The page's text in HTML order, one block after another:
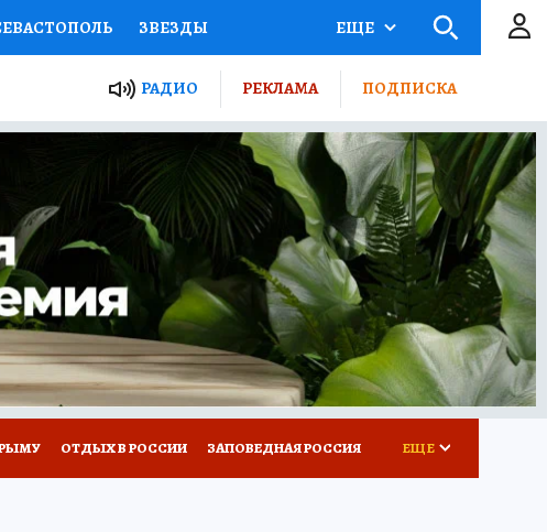
ЗВЕЗДЫ
ПРОЕКТЫ РОССИИ
СЕКРЕТЫ ПУТЕВОДИТЕЛЬ
ЖЕЛЕЗА ТУРИЗМ
ВСЕ О КП РАДИО КП
ЕЩЕ
РАДИО РЕКЛАМА ПОДПИСКА
ОТДЫХ В РОССИИ ЗАПОВЕДНАЯ РОССИЯ ЕЩЕ